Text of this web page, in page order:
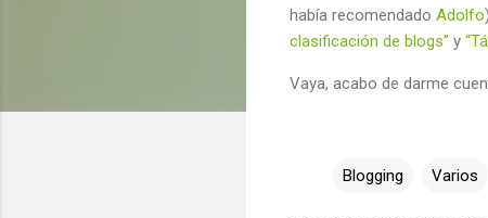
había recomendado Adolfo
clasificación de blogs” y
Vaya, acabo de darme
Blogging Varios